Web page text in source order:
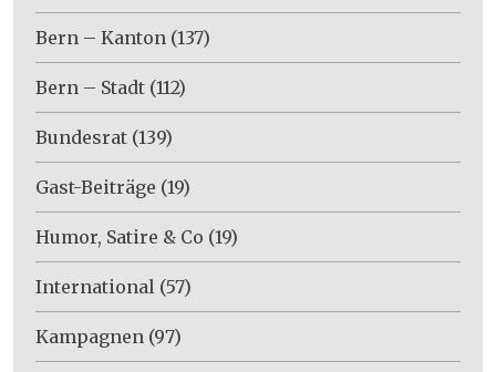
Bern – Kanton (137)
Bern – Stadt (112)
Bundesrat (139)
Gast-Beiträge (19)
Humor, Satire & Co (19)
International (57)
Kampagnen (97)